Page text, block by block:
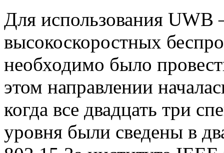
Для использования UWB
высокоскоростных
необходимо было
этом направлении
когда все двадцать три
уровня были сведены в